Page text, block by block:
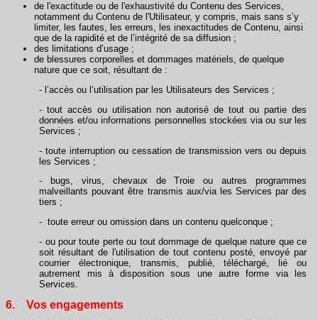
de l'exactitude ou de l'exhaustivité du Contenu des Services,
notamment du Contenu de l'Utilisateur, y compris, mais sans s’y
limiter, les fautes, les erreurs, les inexactitudes de Contenu, ainsi
que de la rapidité et de l’intégrité de sa diffusion ;
des limitations d’usage ;
de blessures corporelles et dommages matériels, de quelque
nature que ce soit, résultant de :
- l’accès ou l’utilisation par les Utilisateurs des Services ;
- tout accès ou utilisation non autorisé de tout ou partie des
données et/ou informations personnelles stockées via ou sur les
Services ;
- toute interruption ou cessation de transmission vers ou depuis
les Services ;
- bugs, virus, chevaux de Troie ou autres programmes
malveillants pouvant être transmis aux/via les Services par des
tiers ;
- toute erreur ou omission dans un contenu quelconque ;
- ou pour toute perte ou tout dommage de quelque nature que ce
soit résultant de l'utilisation de tout contenu posté, envoyé par
courrier électronique, transmis, publié, téléchargé, lié ou
autrement mis à disposition sous une autre forme via les
Services.
6. Vos engagements